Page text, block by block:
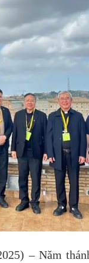
– Năm